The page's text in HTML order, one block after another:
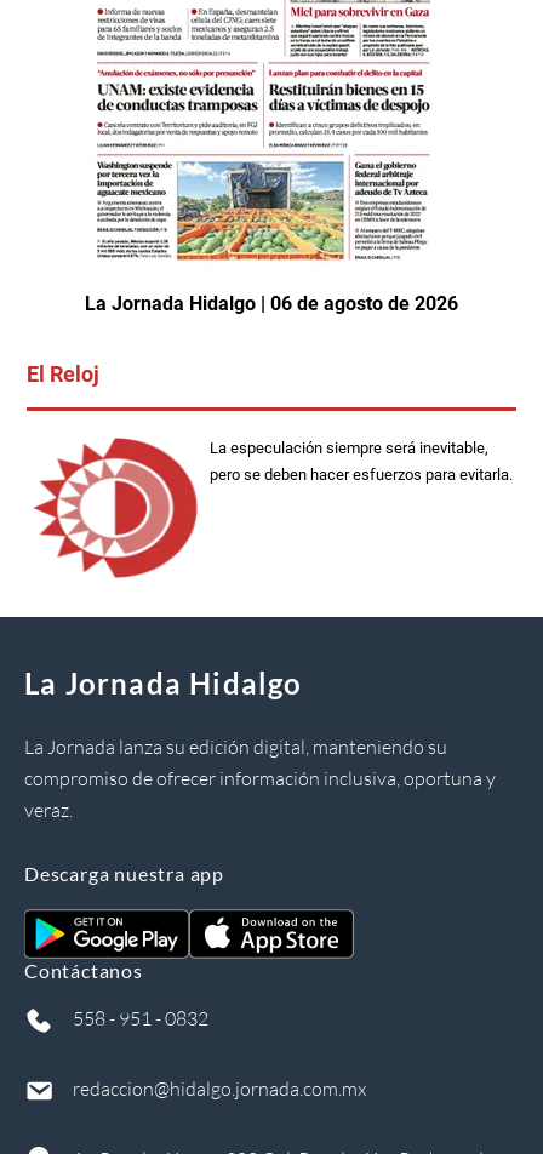
La Jornada Hidalgo | 06 de agosto de 2026
El Reloj
La especulación siempre será inevitable,
pero se deben hacer esfuerzos para evitarla.
La Jornada Hidalgo
La Jornada lanza su edición digital, manteniendo su
compromiso de ofrecer información inclusiva, oportuna y
veraz.
Descarga nuestra app
Contáctanos
558 - 951 - 0832
redaccion@hidalgo.jornada.com.mx